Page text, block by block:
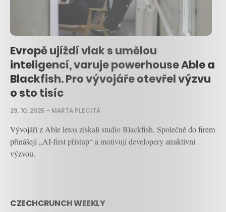
Evropě ujíždí vlak s umělou
inteligencí, varuje powerhouse Able a
Blackfish. Pro vývojáře otevřel výzvu
o sto tisíc
29. 10. 2025 – MARTA PLECITÁ
Vývojáři z Able letos získali studio Blackfish. Společně do firem
přinášejí „AI-first přístup“ a motivují developery atraktivní
výzvou.
CZECHCRUNCH WEEKLY